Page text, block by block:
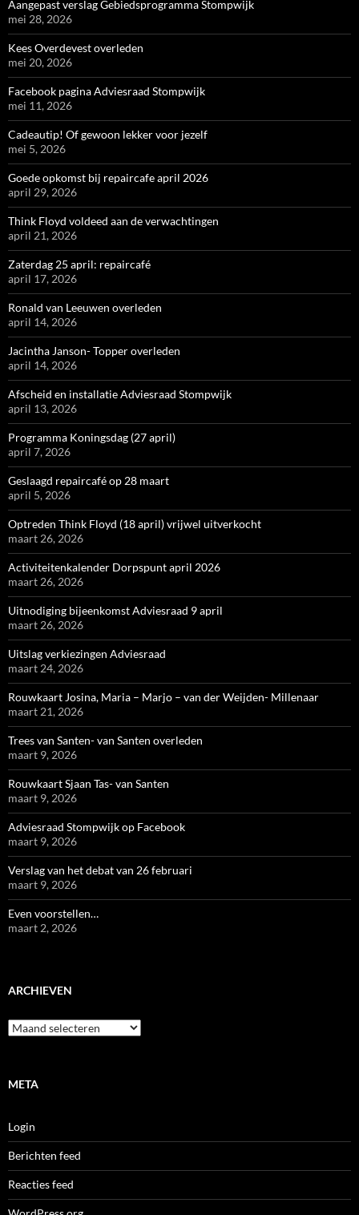
Aangepast verslag Gebiedsprogramma Stompwijk
mei 28, 2026
Kees Overdevest overleden
mei 20, 2026
Facebook pagina Adviesraad Stompwijk
mei 11, 2026
Cadeautip! Of gewoon lekker voor jezelf
mei 5, 2026
Goede opkomst bij repaircafe april 2026
april 29, 2026
Think Floyd voldeed aan de verwachtingen
april 21, 2026
Zaterdag 25 april: repaircafé
april 17, 2026
Ronald van Leeuwen overleden
april 14, 2026
Jacintha Janson- Topper overleden
april 14, 2026
Afscheid en installatie Adviesraad Stompwijk
april 13, 2026
Programma Koningsdag (27 april)
april 7, 2026
Geslaagd repaircafé op 28 maart
april 5, 2026
Optreden Think Floyd (18 april) vrijwel uitverkocht
maart 26, 2026
Activiteitenkalender Dorpspunt april 2026
maart 26, 2026
Uitnodiging bijeenkomst Adviesraad 9 april
maart 26, 2026
Uitslag verkiezingen Adviesraad
maart 24, 2026
Rouwkaart Josina, Maria – Marjo – van der Weijden- Millenaar
maart 21, 2026
Trees van Santen- van Santen overleden
maart 9, 2026
Rouwkaart Sjaan Tas- van Santen
maart 9, 2026
Adviesraad Stompwijk op Facebook
maart 9, 2026
Verslag van het debat van 26 februari
maart 9, 2026
Even voorstellen…
maart 2, 2026
ARCHIEVEN
Archieven
META
Login
Berichten feed
Reacties feed